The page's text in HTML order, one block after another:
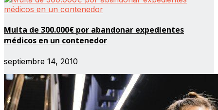
Multa de 300.000€ por abandonar expedientes
médicos en un contenedor
septiembre 14, 2010